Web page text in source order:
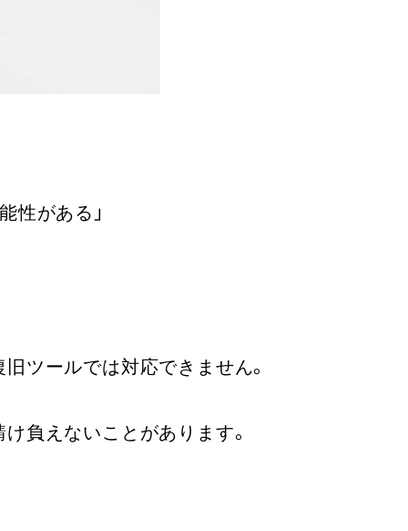
性がある」
ツールでは対応できません。
負えないことがあります。